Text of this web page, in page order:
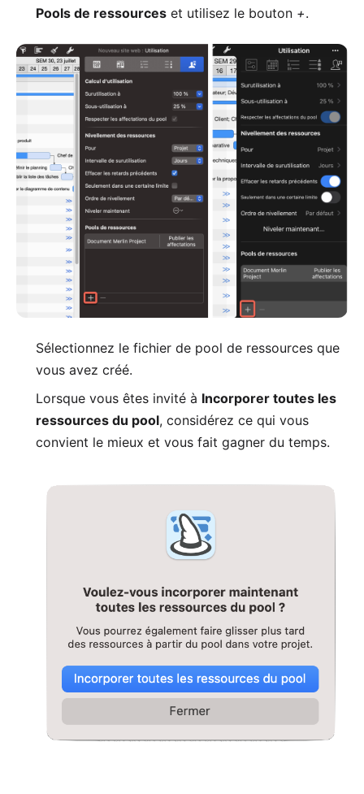
Pools de ressources et utilisez le bouton +.
Sélectionnez le fichier de pool de ressources que
vous avez créé.
Lorsque vous êtes invité à Incorporer toutes les
ressources du pool, considérez ce qui vous
convient le mieux et vous fait gagner du temps.